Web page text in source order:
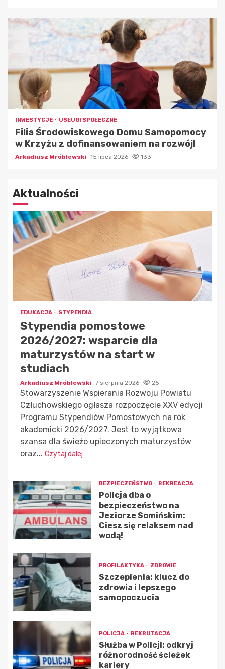
INWESTYCJE USŁUGI SPOŁECZNE
Filia Środowiskowego Domu Samopomocy
w Krzyżu z dofinansowaniem na rozwój!
Arkadiusz Wróblewski 15 lipca 2026 133
Aktualności
EDUKACJA STYPENDIA
Stypendia pomostowe
2026/2027: wsparcie dla
maturzystów na start w
studiach
Arkadiusz Wróblewski 7 sierpnia 2026 25
Stowarzyszenie Wspierania Rozwoju Powiatu
Człuchowskiego ogłasza rozpoczęcie XXV edycji
Programu Stypendiów Pomostowych na rok
akademicki 2026/2027. Jest to wyjątkowa
szansa dla świeżo upieczonych maturzystów
oraz... Czytaj dalej
BEZPIECZEŃSTWO REKREACJA
Policja dba o
bezpieczeństwo na
Jeziorze Somińskim:
Ciesz się relaksem nad
wodą!
PROFILAKTYKA ZDROWIE
Szczepienia: klucz do
zdrowia i lepszego
samopoczucia
POLICJA REKRUTACJA
Służba w Policji: odkryj
różnorodność ścieżek
kariery